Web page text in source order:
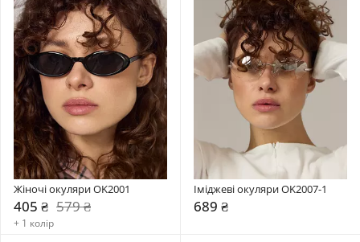
Жіночі окуляри OK2001
405 ₴ 579 ₴
+ 1 колір
Іміджеві окуляри OK2007-1
689 ₴